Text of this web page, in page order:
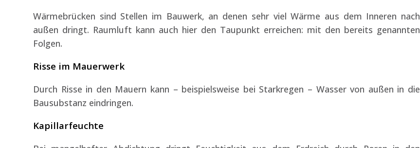
Wärmebrücken sind Stellen im Bauwerk, an denen sehr viel Wärme aus dem Inneren nach
außen dringt. Raumluft kann auch hier den Taupunkt erreichen: mit den bereits genannten
Folgen.
Risse im Mauerwerk
Durch Risse in den Mauern kann – beispielsweise bei Starkregen – Wasser von außen in die
Bausubstanz eindringen.
Kapillarfeuchte